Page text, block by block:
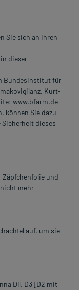
Sie sich an Ihren
dieser
Bundesinstitut für
Kurt-
www.bfarm.de
können Sie dazu
dieses
Zäpfchenfolie und
mehr
auf, um sie
Dil. D3 [D2 mit